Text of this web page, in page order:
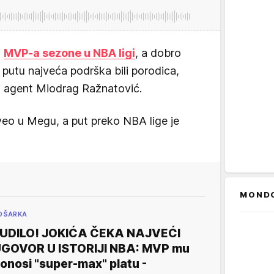
MVP-a sezone u NBA ligi, a dobro
najveća podrška bili porodica,
agent Miodrag Ražnatović.
u Megu, a put preko NBA lige je
JOKIĆA ČEKA NAJVEĆI
U ISTORIJI NBA: MVP mu
"super-max" platu -